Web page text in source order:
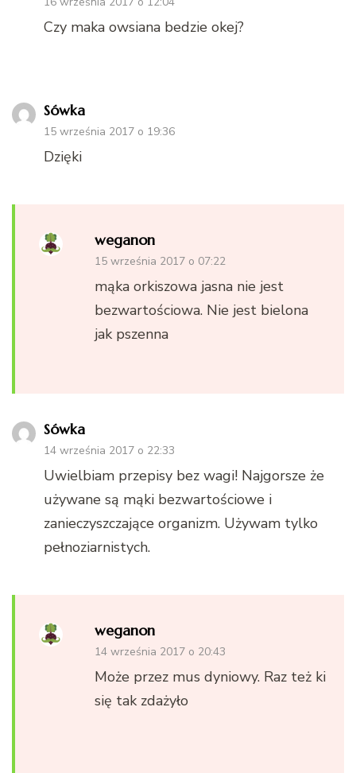
Czy maka owsiana bedzie okej?
Sówka
15 września 2017 o 19:36
Dzięki
weganon
15 września 2017 o 07:22
mąka orkiszowa jasna nie jest
bezwartościowa. Nie jest bielona
jak pszenna
Sówka
14 września 2017 o 22:33
Uwielbiam przepisy bez wagi! Najgorsze że
używane są mąki bezwartościowe i
zanieczyszczające organizm. Używam tylko
pełnoziarnistych.
weganon
14 września 2017 o 20:43
Może przez mus dyniowy. Raz też ki
się tak zdażyło